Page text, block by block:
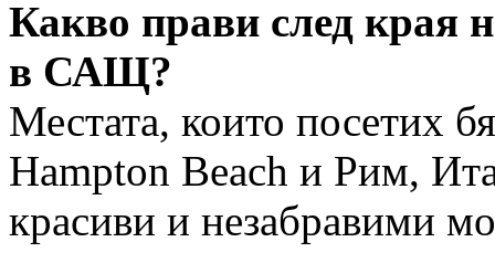
Какво прави след края
в САЩ?
Местата, които посетих
Hampton Beach и Рим,
красиви и незабравими